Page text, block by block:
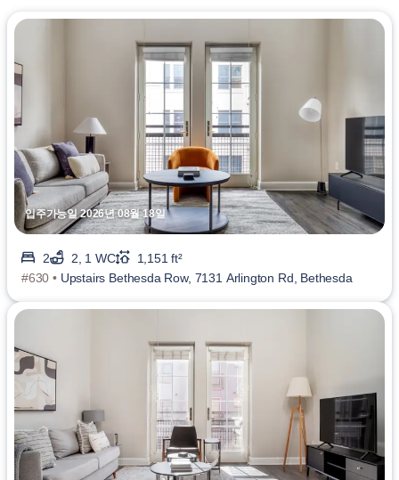
입주가능일 2026년 08월 18일
2 2, 1 WC
1,151 ft²
#630 • Upstairs Bethesda Row, 7131 Arlington Rd, Bethesda